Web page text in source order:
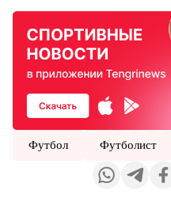
Футбол Футболист